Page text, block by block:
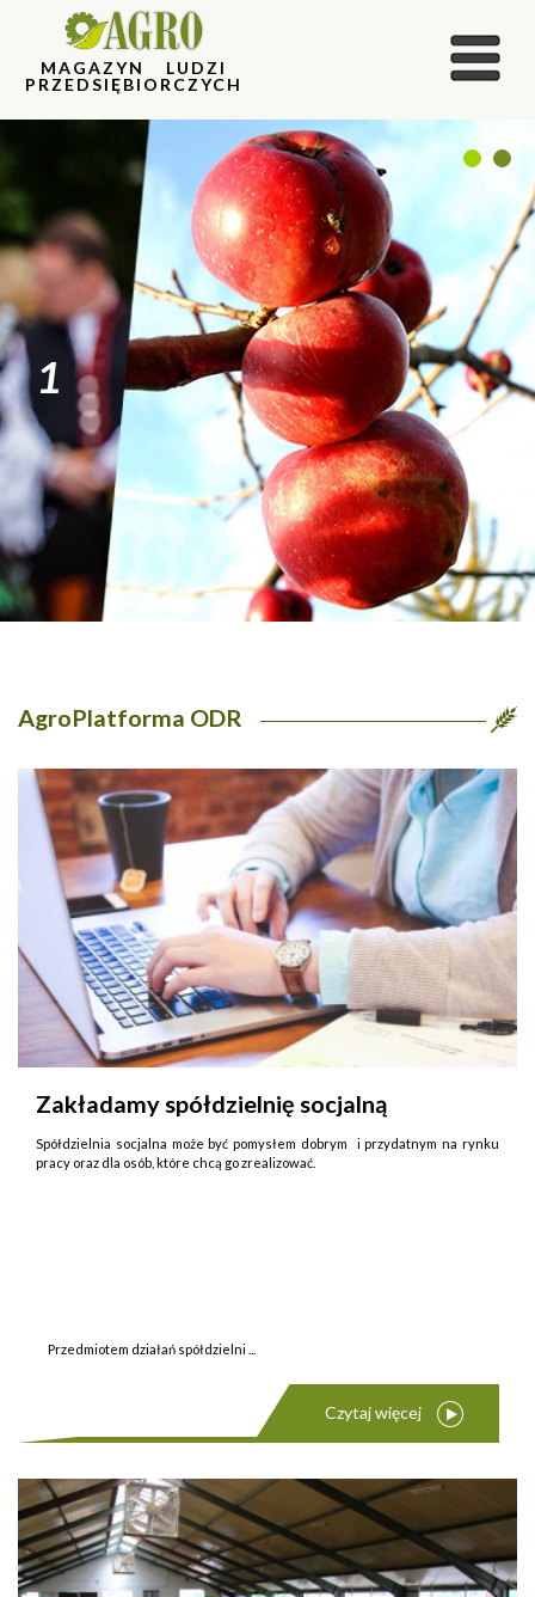
MAGAZYN LUDZI
PRZEDSIĘBIORCZYCH
1
2
1 2
AgroPlatforma ODR
Zakładamy spółdzielnię socjalną
Spółdzielnia socjalna może być pomysłem dobrym i przydatnym na rynku
pracy oraz dla osób, które chcą go zrealizować.
Przedmiotem działań spółdzielni ...
Czytaj więcej